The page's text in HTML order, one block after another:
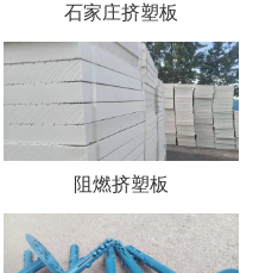
石家庄挤塑板
阻燃挤塑板